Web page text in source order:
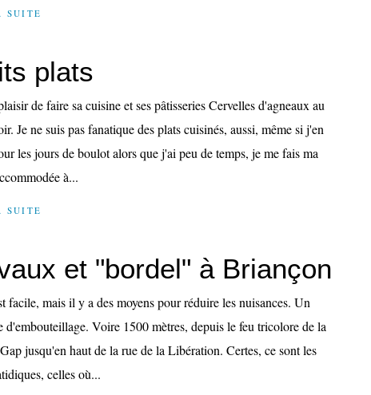
SUITE
plats
de faire sa cuisine et ses pâtisseries Cervelles d'agneaux au
Je ne suis pas fanatique des plats cuisinés, aussi, même si j'en
les jours de boulot alors que j'ai peu de temps, je me fais ma
à...
SUITE
et "bordel" à Briançon
facile, mais il y a des moyens pour réduire les nuisances. Un
d'embouteillage. Voire 1500 mètres, depuis le feu tricolore de la
jusqu'en haut de la rue de la Libération. Certes, ce sont les
celles où...